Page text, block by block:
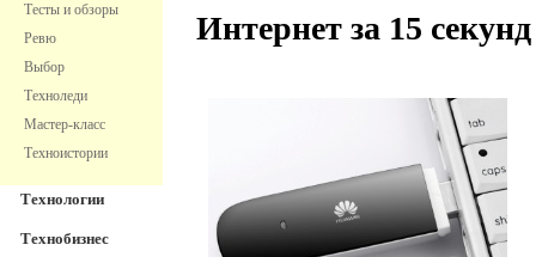
Тесты и обзоры
Ревю
Выбор
Техноледи
Мастер-класс
Техноистории
Технологии
Технобизнес
Интернет за 15 секунд